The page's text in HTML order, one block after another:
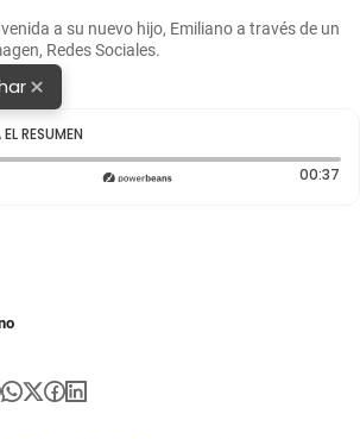
a su nuevo hijo, Emiliano a través de un
Redes Sociales.
×
RESUMEN
transcurrido: 0 segundos 00:37